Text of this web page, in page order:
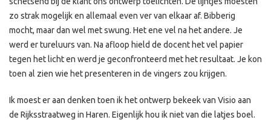
zo strak mogelijk en allemaal even ver van elkaar af. Bibberig
mocht, maar dan wel met swung. Het ene vel na het andere. Je
werd er tureluurs van. Na afloop hield de docent het vel papier
tegen het licht en werd je geconfronteerd met het resultaat. Je kon
toen al zien wie het presenteren in de vingers zou krijgen.
Ik moest er aan denken toen ik het ontwerp bekeek van Visio aan
de Rijksstraatweg in Haren. Eigenlijk hou ik niet van die latjes boel.